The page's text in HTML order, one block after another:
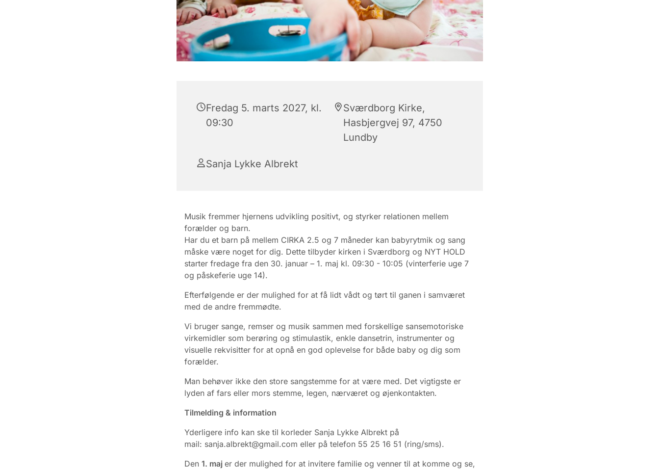
Fredag 5. marts 2027, kl.
09:30
Sværdborg Kirke,
Hasbjergvej 97, 4750
Lundby
Sanja Lykke Albrekt
Musik fremmer hjernens udvikling positivt, og styrker relationen mellem
forælder og barn.
Har du et barn på mellem CIRKA 2.5 og 7 måneder kan babyrytmik og sang
måske være noget for dig. Dette tilbyder kirken i Sværdborg og NYT HOLD
starter fredage fra den 30. januar – 1. maj kl. 09:30 - 10:05 (vinterferie uge 7
og påskeferie uge 14).
Efterfølgende er der mulighed for at få lidt vådt og tørt til ganen i samværet
med de andre fremmødte.
Vi bruger sange, remser og musik sammen med forskellige sansemotoriske
virkemidler som berøring og stimulastik, enkle dansetrin, instrumenter og
visuelle rekvisitter for at opnå en god oplevelse for både baby og dig som
forælder.
Man behøver ikke den store sangstemme for at være med. Det vigtigste er
lyden af fars eller mors stemme, legen, nærværet og øjenkontakten.
Tilmelding & information
Yderligere info kan ske til korleder Sanja Lykke Albrekt på
mail: sanja.albrekt@gmail.com eller på telefon 55 25 16 51 (ring/sms).
Den 1. maj er der mulighed for at invitere familie og venner til at komme og se,